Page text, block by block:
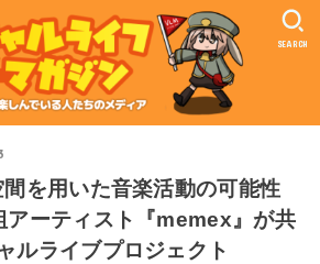
SEARCH
を用いた音楽活動の可能性
アーティスト『memex』が共
ルライブプロジェクト